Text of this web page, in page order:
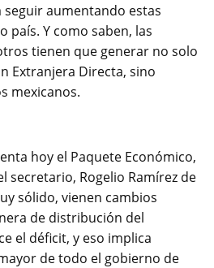
aumentando estas
país. Y como saben, las
tienen que generar no solo
Extranjera Directa, sino
mexicanos.
hoy el Paquete Económico,
secretario, Rogelio Ramírez de
sólido, vienen cambios
de distribución del
el déficit, y eso implica
de todo el gobierno de